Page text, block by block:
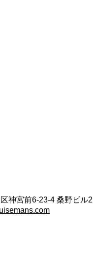
神宮前6-23-4 桑野ビル2